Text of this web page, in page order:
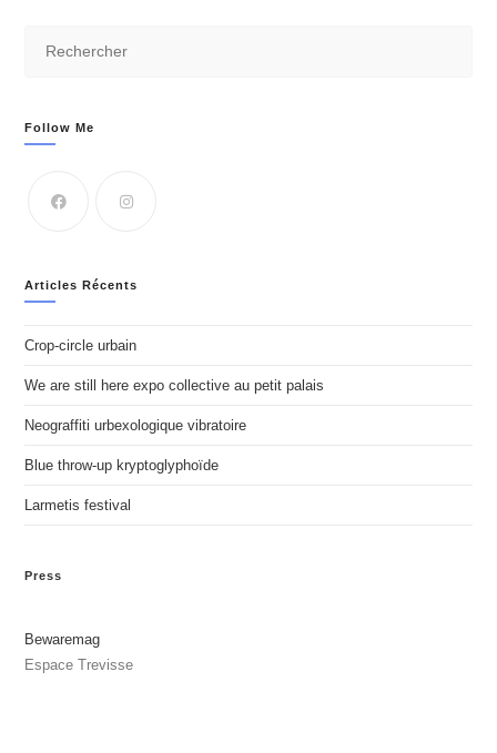
Follow Me
Articles Récents
Crop-circle urbain
We are still here expo collective au petit palais
Neograffiti urbexologique vibratoire
Blue throw-up kryptoglyphoïde
Larmetis festival
Press
Bewaremag
Espace Trevisse